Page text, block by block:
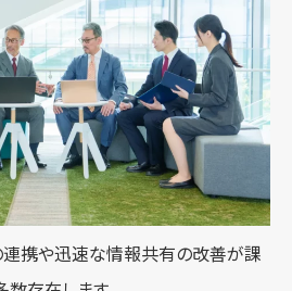
連携や迅速な情報共有の改善が課